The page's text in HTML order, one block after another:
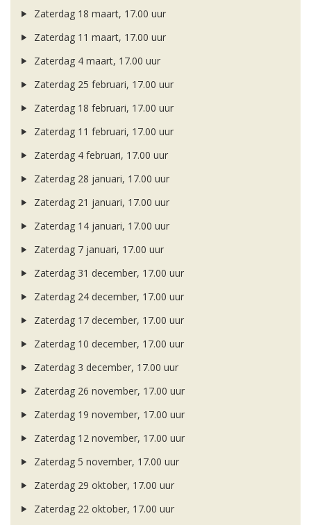
Zaterdag 18 maart, 17.00 uur
Zaterdag 11 maart, 17.00 uur
Zaterdag 4 maart, 17.00 uur
Zaterdag 25 februari, 17.00 uur
Zaterdag 18 februari, 17.00 uur
Zaterdag 11 februari, 17.00 uur
Zaterdag 4 februari, 17.00 uur
Zaterdag 28 januari, 17.00 uur
Zaterdag 21 januari, 17.00 uur
Zaterdag 14 januari, 17.00 uur
Zaterdag 7 januari, 17.00 uur
Zaterdag 31 december, 17.00 uur
Zaterdag 24 december, 17.00 uur
Zaterdag 17 december, 17.00 uur
Zaterdag 10 december, 17.00 uur
Zaterdag 3 december, 17.00 uur
Zaterdag 26 november, 17.00 uur
Zaterdag 19 november, 17.00 uur
Zaterdag 12 november, 17.00 uur
Zaterdag 5 november, 17.00 uur
Zaterdag 29 oktober, 17.00 uur
Zaterdag 22 oktober, 17.00 uur